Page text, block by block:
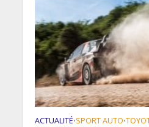
ACTUALITÉ•SPORT AUTO•